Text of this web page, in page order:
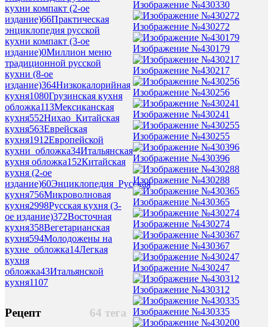
кухни компакт (2-ое
издание)66Практическая
энциклопедия русской
кухни компакт (3-ое
издание)0Миллион меню
традиционной русской
кухни (8-ое
издание)364Низкокалорийная
кухня1080Грузинская кухня
обложка113Мексиканская
кухня552Нихао_Китайская
кухня563Еврейская
кухня1912Европейской
кухни_обложка34Итальянская
кухня обложка152Китайская
кухня (2-ое
издание)60Энциклопедия_Русская
кухня756Микроволновая
кухня2998Русская кухня (3-
ое издание)372Восточная
кухня358Вегетарианская
кухня594Молодожены на
кухне_обложка14Легкая
кухня
обложка43Итальянской
кухня1107
64 тега
Рецепт
Изображение №430330
Изображение №430272
Изображение №430179
Изображение №430217
Изображение №430256
Изображение №430241
Изображение №430255
Изображение №430396
Изображение №430288
Изображение №430365
Изображение №430274
Изображение №430367
Изображение №430247
Изображение №430312
Изображение №430335